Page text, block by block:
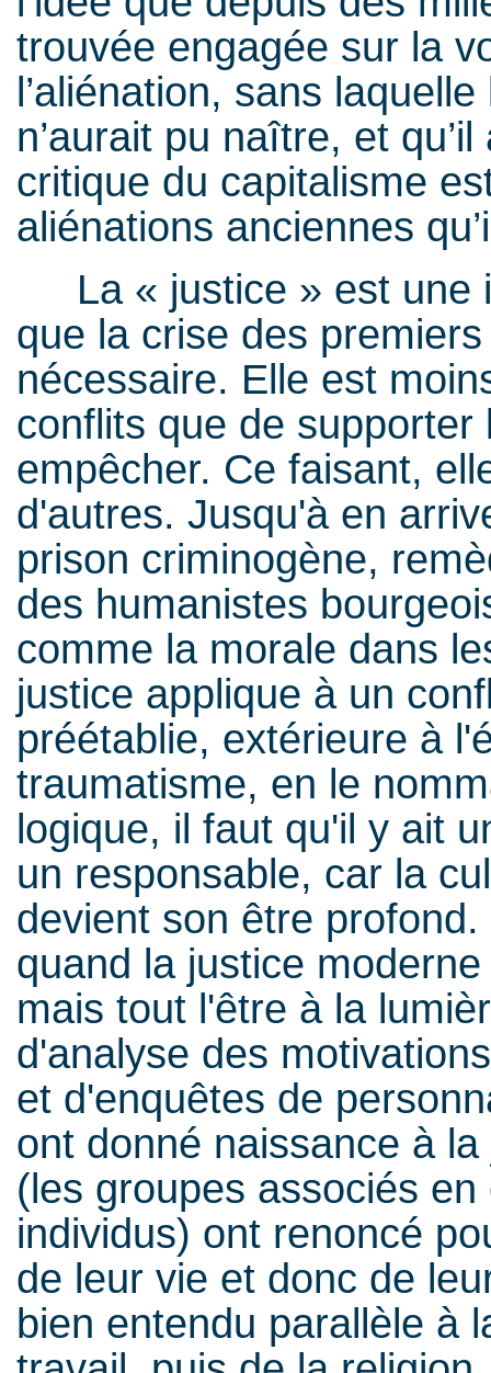
trouvée engagée sur la
l’aliénation, sans
n’aurait pu naître, et
critique du capitalisme
aliénations anciennes
La « justice » est une
que la crise des
nécessaire. Elle est
conflits que de
empêcher. Ce faisant,
d'autres. Jusqu'à en
prison criminogène,
des humanistes
comme la morale dans
justice applique à un
préétablie, extérieure à
traumatisme, en le
logique, il faut qu'il y ait
un responsable, car la
devient son être
quand la justice
mais tout l'être à la
d'analyse des
et d'enquêtes de
ont donné naissance à
(les groupes associés
individus) ont renoncé
de leur vie et donc de
bien entendu parallèle à